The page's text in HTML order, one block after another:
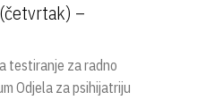
–
testiranje za radno
Odjela za psihijatriju